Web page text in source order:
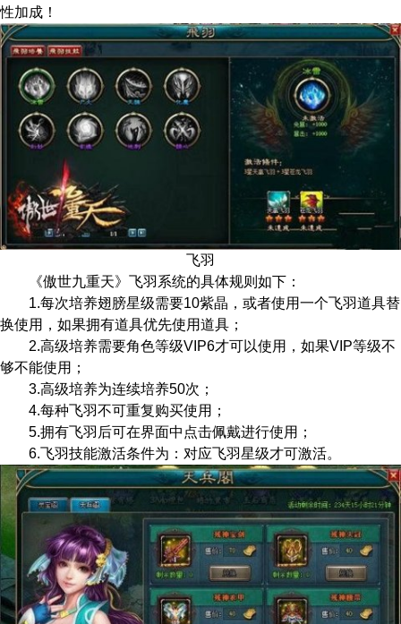
性加成！
飞羽
《傲世九重天》飞羽系统的具体规则如下：
1.每次培养翅膀星级需要10紫晶，或者使用一个飞羽道具替
换使用，如果拥有道具优先使用道具；
2.高级培养需要角色等级VIP6才可以使用，如果VIP等级不
够不能使用；
3.高级培养为连续培养50次；
4.每种飞羽不可重复购买使用；
5.拥有飞羽后可在界面中点击佩戴进行使用；
6.飞羽技能激活条件为：对应飞羽星级才可激活。